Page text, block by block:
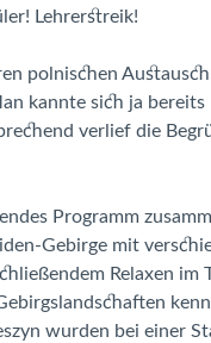
Lehrerstreik!
polnischen
kannte sich ja
verlief die
Programm
Gebirge mit
Relaxen im
wurden bei einer